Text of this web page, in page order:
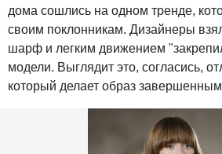
дома сошлись на одном тренде,
своим поклонникам. Дизайнеры
шарф и легким движением
модели. Выглядит это, согласись,
который делает образ